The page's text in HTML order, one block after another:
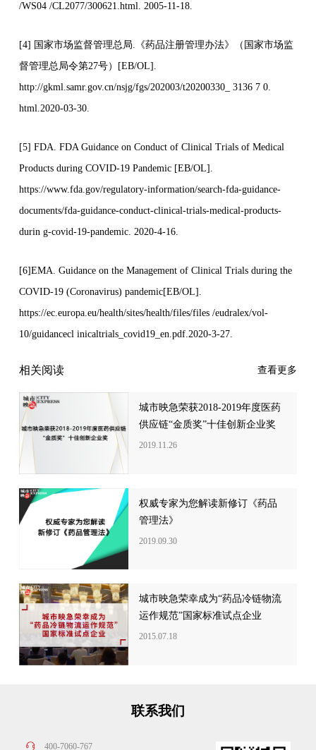
/WS04 /CL2077/300621.html. 2005-11-18.
[4] 国家市场监督管理总局.《药品注册管理办法》（国家市场监
督管理总局令第27号）[EB/OL].
http://gkml.samr.gov.cn/nsjg/fgs/202003/t20200330_ 3136 7 0.
html.2020-03-30.
[5] FDA. FDA Guidance on Conduct of Clinical Trials of Medical
Products during COVID-19 Pandemic [EB/OL].
https://www.fda.gov/regulatory-information/search-fda-guidance-
documents/fda-guidance-conduct-clinical-trials-medical-products-
durin g-covid-19-pandemic. 2020-4-16.
[6]EMA. Guidance on the Management of Clinical Trials during the
COVID-19 (Coronavirus) pandemic[EB/OL].
https://ec.europa.eu/health/sites/health/files/files /eudralex/vol-
10/guidancecl inicaltrials_covid19_en.pdf.2020-3-27.
相关阅读 查看更多
城市映急荣获2018-2019年度医药
供应链“金质奖”十佳创新企业奖
2019.11.26
权威专家为您解读新修订《药品
管理法》
2019.09.30
城市映急荣幸成为“药品冷链物流
运作规范”国家标准试点企业
2015.07.18
联系我们
400-7060-767